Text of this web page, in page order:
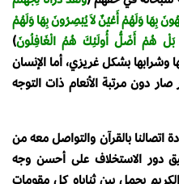
بِهَا وَلَهُمْ أَعْيُنٌ لاَ يُبْصِرُونَ بِهَا وَلَهُمْ
بَلْ هُمْ أَضَلُّ أُولَئِكَ هُمُ الْغَافِلُونَ﴾
لطعامها وشرابها بشكل غريزي، أما الإنسان
دون مرتبة الأنعام ذات التوجه
اتصالنا بالقرآن والتواصل معه من
دور الاستخلاف على أحسن وجه
يحمل بين ثناياه كل مقومات